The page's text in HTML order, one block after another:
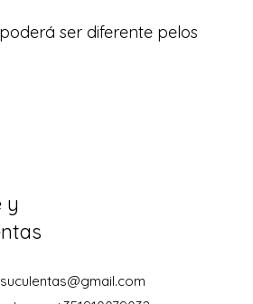
ser diferente pelos
y